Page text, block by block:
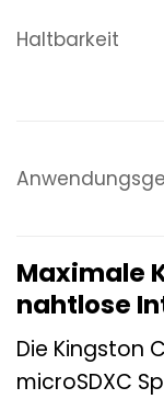
Haltbarkeit
Maximale
nahtlose
Die Kingston
microSDXC